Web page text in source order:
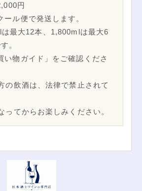
円
ール便で発送します。
最大12本、1,800mlは最大6
。
い物ガイド」をご確認くださ
の飲酒は、法律で禁止されて
ってからお楽しみください。